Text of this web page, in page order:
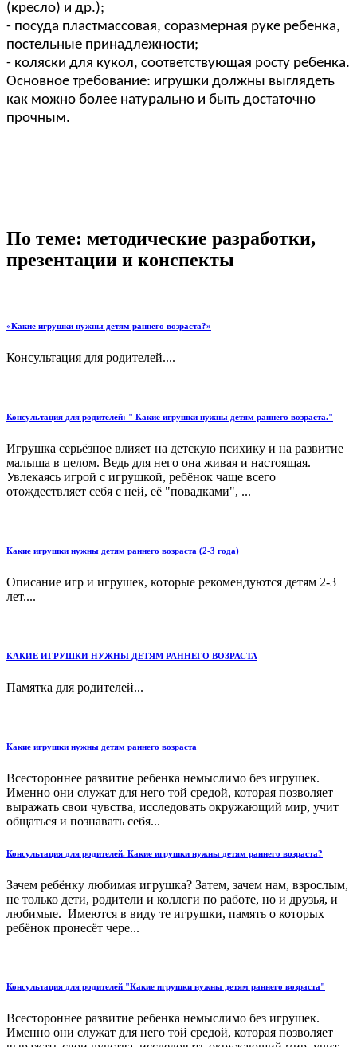
(кресло) и др.);
- посуда пластмассовая, соразмерная руке ребенка,
постельные принадлежности;
- коляски для кукол, соответствующая росту ребенка.
Основное требование: игрушки должны выглядеть
как можно более натурально и быть достаточно
прочным.
По теме: методические разработки,
презентации и конспекты
«Какие игрушки нужны детям раннего возраста?»
Консультация для родителей....
Консультация для родителей: " Какие игрушки нужны детям раннего возраста."
Игрушка серьёзное влияет на детскую психику и на развитие
малыша в целом. Ведь для него она живая и настоящая.
Увлекаясь игрой с игрушкой, ребёнок чаще всего
отождествляет себя с ней, её "повадками", ...
Какие игрушки нужны детям раннего возраста (2-3 года)
Описание игр и игрушек, которые рекомендуются детям 2-3
лет....
КАКИЕ ИГРУШКИ НУЖНЫ ДЕТЯМ РАННЕГО ВОЗРАСТА
Памятка для родителей...
Какие игрушки нужны детям раннего возраста
Всестороннее развитие ребенка немыслимо без игрушек.
Именно они служат для него той средой, которая позволяет
выражать свои чувства, исследовать окружающий мир, учит
общаться и познавать себя...
Консультация для родителей. Какие игрушки нужны детям раннего возраста?
Зачем ребёнку любимая игрушка? Затем, зачем нам, взрослым,
не только дети, родители и коллеги по работе, но и друзья, и
любимые. Имеются в виду те игрушки, память о которых
ребёнок пронесёт чере...
Консультация для родителей "Какие игрушки нужны детям раннего возраста"
Всестороннее развитие ребенка немыслимо без игрушек.
Именно они служат для него той средой, которая позволяет